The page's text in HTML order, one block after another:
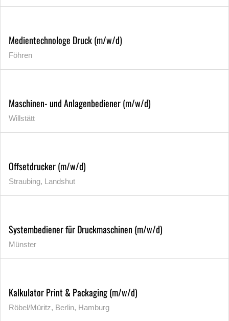
Medientechnologe Druck (m/w/d)
Föhren
Maschinen- und Anlagenbediener (m/w/d)
Willstätt
Offsetdrucker (m/w/d)
Straubing, Landshut
Systembediener für Druckmaschinen (m/w/d)
Münster
Kalkulator Print & Packaging (m/w/d)
Röbel/Müritz, Berlin, Hamburg